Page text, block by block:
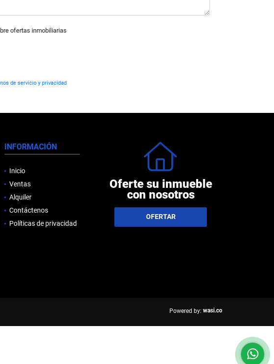
ofertas inmobiliarias
de servicio y privacidad
INFORMACIÓN
Inicio
Ventas
Alquiler
Contáctenos
Políticas de privacidad
Oferte su inmueble
con nosotros
OFERTAR
Powered by: wasi.co